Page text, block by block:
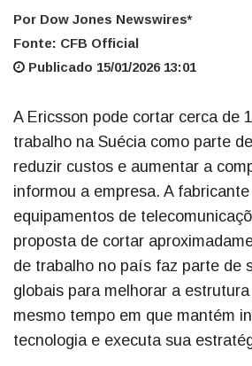
Por Dow Jones Newswires*
Fonte: CFB Official
Publicado 15/01/2026 13:01
A Ericsson pode cortar cerca de
trabalho na Suécia como parte
reduzir custos e aumentar a
informou a empresa. A
equipamentos de
proposta de cortar
de trabalho no país faz parte de
globais para melhorar a
mesmo tempo em que mantém
tecnologia e executa sua